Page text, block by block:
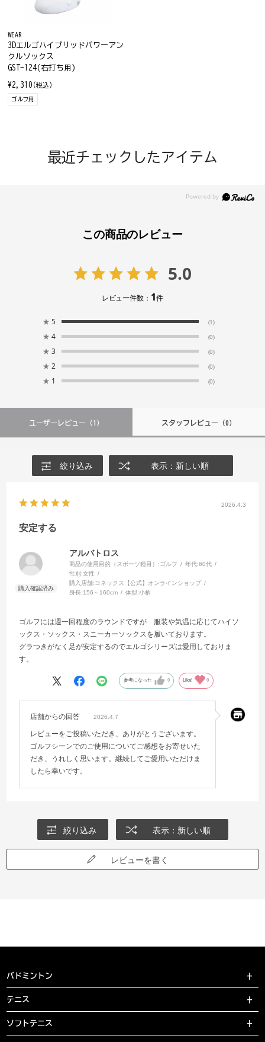
WEAR
3Dエルゴハイブリッドパワーアン
クルソックス
GST-124(右打ち用)
¥2,310 (税込)
ゴルフ用
最近チェックしたアイテム
この商品のレビュー
5.0
レビュー件数： 1件
★ 5 (1)
★ 4 (0)
★ 3 (0)
★ 2 (0)
★ 1 (0)
ユーザーレビュー （1） スタッフレビュー（0）
絞り込み 表示：新しい順
2026.4.3
安定する
アルバトロス
商品の使用目的（スポーツ種目）:ゴルフ 年代:60代
性別:女性
購入店舗: ヨネックス【公式】オンラインショップ
身長:156～160cm 体型:小柄
ゴルフには週一回程度のラウンドですが 服装や気温に応じてハイソ
ックス・ソックス・スニーカーソックスを履いております。
グラつきがなく足が安定するのでエルゴシリーズは愛用しておりま
す。
参考になった 0 Like! 0
店舗からの回答 2026.4.7
レビューをご投稿いただき、ありがとうございます。
ゴルフシーンでのご使用についてご感想をお寄せいた
だき、うれしく思います。継続してご愛用いただけま
したら幸いです。
絞り込み 表示：新しい順
レビューを書く
バドミントン
テニス
ソフトテニス